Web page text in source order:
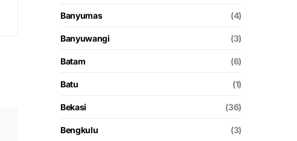
Banyumas (4)
Banyuwangi (3)
Batam (6)
Batu (1)
Bekasi (36)
Bengkulu (3)